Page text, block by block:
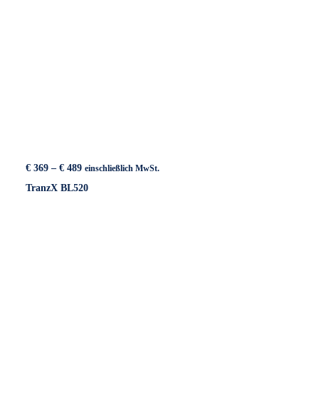
€ 369 – € 489Preisspanne:
bis
einschließlich MwSt.
TranzX BL520